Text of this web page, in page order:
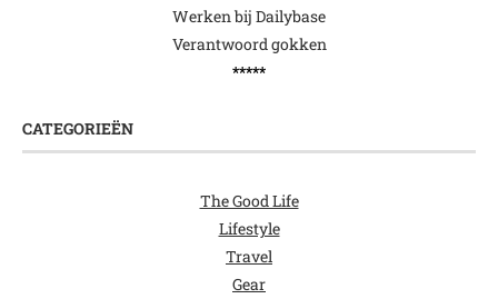
Werken bij Dailybase
Verantwoord gokken
*****
CATEGORIEËN
The Good Life
Lifestyle
Travel
Gear